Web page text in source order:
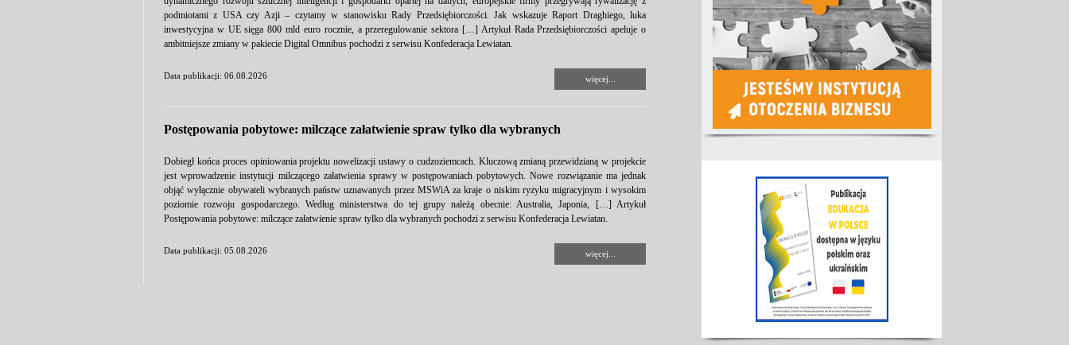
podmiotami z USA czy Azji – czytamy w stanowisku Rady Przedsiębiorczości. Jak wskazuje Raport Draghiego, luka
inwestycyjna w UE sięga 800 mld euro rocznie, a przeregulowanie sektora […] Artykuł Rada Przedsiębiorczości apeluje o
ambitniejsze zmiany w pakiecie Digital Omnibus pochodzi z serwisu Konfederacja Lewiatan.
Data publikacji: 06.08.2026 więcej...
Postępowania pobytowe: milczące załatwienie spraw tylko dla wybranych
Dobiegł końca proces opiniowania projektu nowelizacji ustawy o cudzoziemcach. Kluczową zmianą przewidzianą w projekcie
jest wprowadzenie instytucji milczącego załatwienia sprawy w postępowaniach pobytowych. Nowe rozwiązanie ma jednak
objąć wyłącznie obywateli wybranych państw uznawanych przez MSWiA za kraje o niskim ryzyku migracyjnym i wysokim
poziomie rozwoju gospodarczego. Według ministerstwa do tej grupy należą obecnie: Australia, Japonia, […] Artykuł
Postępowania pobytowe: milczące załatwienie spraw tylko dla wybranych pochodzi z serwisu Konfederacja Lewiatan.
Data publikacji: 05.08.2026 więcej...